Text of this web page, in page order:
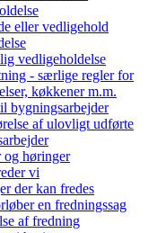
eller vedligehold
vedligeholdelse
- særlige regler for
køkkener m.m.
bygningsarbejder
af ulovligt udførte
og høringer
vi
der kan fredes
en fredningssag
af fredning